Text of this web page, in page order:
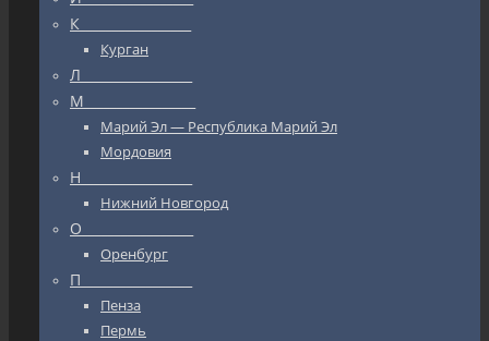
К_________________
Курган
Л_________________
М_________________
Марий Эл — Республика Марий Эл
Мордовия
Н_________________
Нижний Новгород
О_________________
Оренбург
П_________________
Пенза
Пермь